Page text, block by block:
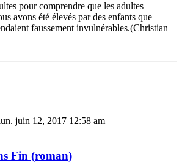
pour comprendre que les adultes
avons été élevés par des enfants que
faussement invulnérables.(Christian
juin 12, 2017 12:58 am
Fin (roman)